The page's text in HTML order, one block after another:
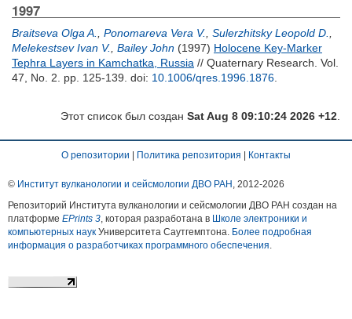
1997
Braitseva Olga A. Ponomareva Vera V. Sulerzhitsky Leopold D.
Melekestsev Ivan V. Bailey John (1997) Holocene Key-Marker
Tephra Layers in Kamchatka, Russia // Quaternary Research. Vol.
47, No. 2. pp. 125-139. doi: 10.1006/qres.1996.1876
Этот список был создан Sat Aug 8 09:10:24 2026 +12
О репозитории Политика репозитория Контакты
© Институт вулканологии и сейсмологии ДВО РАН , 2012-2026
Репозиторий Института вулканологии и сейсмологии ДВО РАН создан на
платформе EPrints 3, которая разработана в Школе электроники и
компьютерных наук Университета Саутгемптона. Более подробная
информация о разработчиках программного обеспечения.